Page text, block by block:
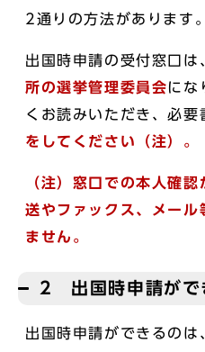
2通りの方法があります。
出国時申請の受付窓口は
所の選挙管理委員会にな
くお読みいただき、必要
をしてください（注）。
（注）窓口での本人確
送やファックス、メール
ません。
2 出国時申請がで
出国時申請ができるの